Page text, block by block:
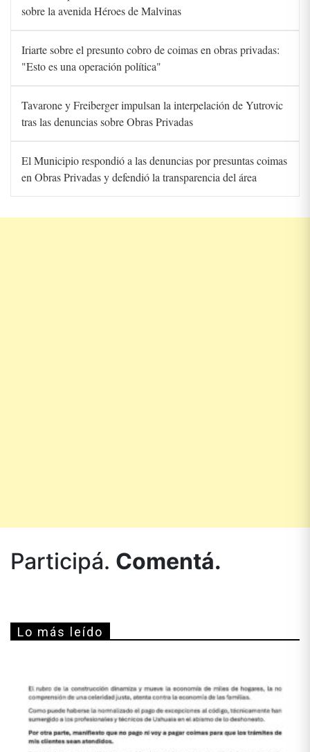
sobre la avenida Héroes de Malvinas
Iriarte sobre el presunto cobro de coimas en obras privadas:
"Esto es una operación política"
Tavarone y Freiberger impulsan la interpelación de Yutrovic
tras las denuncias sobre Obras Privadas
El Municipio respondió a las denuncias por presuntas coimas
en Obras Privadas y defendió la transparencia del área
Participá. Comentá.
Lo más leído